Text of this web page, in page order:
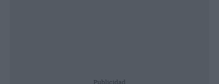
Publicidad